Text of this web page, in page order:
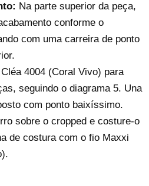
Na parte superior da peça,
conforme o
com uma carreira de ponto
4004 (Coral Vivo) para
seguindo o diagrama 5. Una
com ponto baixíssimo.
sobre o cropped e costure-o
de costura com o fio Maxxi